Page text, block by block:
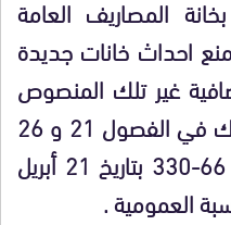
المصاريف العامة
احداث خانات جديدة
غير تلك المنصوص
عليها قانونا كما هو وارد ذلك في الفصول 21 و 26
من المرسوم الملكي رقم : 66-330 بتاريخ 21 أبريل